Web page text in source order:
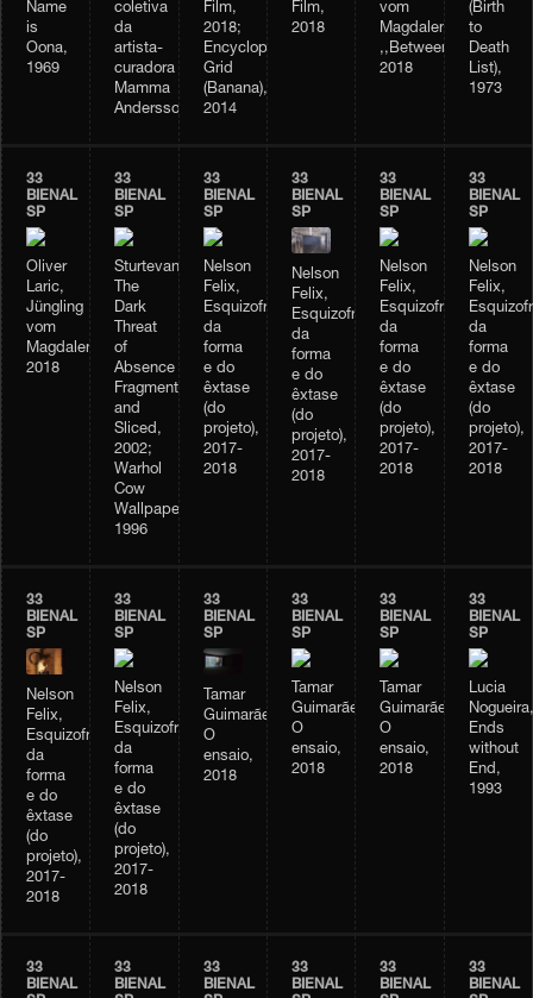
Name
is
Oona,
1969
coletiva
da
artista-
curadora
Mamma
Andersson
Film,
2018;
Encyclopedia
Grid
(Banana),
2014
Film,
2018
vom
Magdalensberg;
,,Betweenness”,
2018
(Birth
to
Death
List),
1973
33
BIENAL
SP
Oliver
Laric,
Jüngling
vom
Magdalensberg,
2018
33
BIENAL
SP
Sturtevant,
The
Dark
Threat
of
Absence
Fragmented
and
Sliced,
2002;
Warhol
Cow
Wallpaper,
1996
33
BIENAL
SP
Nelson
Felix,
Esquizofrenia
da
forma
e do
êxtase
(do
projeto),
2017-
2018
33
BIENAL
SP
Nelson
Felix,
Esquizofrenia
da
forma
e do
êxtase
(do
projeto),
2017-
2018
33
BIENAL
SP
Nelson
Felix,
Esquizofrenia
da
forma
e do
êxtase
(do
projeto),
2017-
2018
33
BIENAL
SP
Nelson
Felix,
da
forma
e do
êxtase
(do
projeto),
2017-
2018
33
BIENAL
SP
Nelson
Felix,
Esquizofrenia
da
forma
e do
êxtase
(do
projeto),
2017-
2018
33
BIENAL
SP
Nelson
Felix,
Esquizofrenia
da
forma
e do
êxtase
(do
projeto),
2017-
2018
33
BIENAL
SP
Tamar
Guimarães,
O
ensaio,
2018
33
BIENAL
SP
Tamar
Guimarães,
O
ensaio,
2018
33
BIENAL
SP
Tamar
Guimarães,
O
ensaio,
2018
33
BIENAL
SP
Lucia
Nogueira,
Ends
without
End,
1993
33
BIENAL
33
BIENAL
33
BIENAL
33
BIENAL
33
BIENAL
33
BIENAL